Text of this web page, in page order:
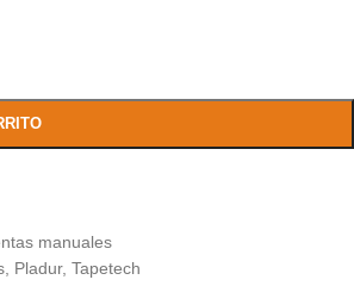
manuales
, Pladur, Tapetech